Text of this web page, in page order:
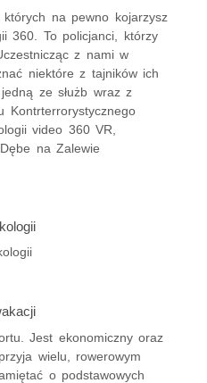
na pewno kojarzysz
360. To policjanci, którzy
z nami w
niektóre z tajników ich
ze służb wraz z
Kontrterrorystycznego
video 360 VR,
na Zalewie
Jest ekonomiczny oraz
wielu, rowerowym
o podstawowych